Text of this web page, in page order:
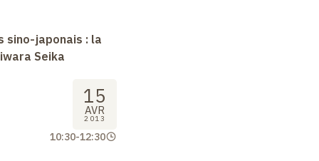
sino-japonais : la
Seika
15
AVR
2013
10:30-12:30